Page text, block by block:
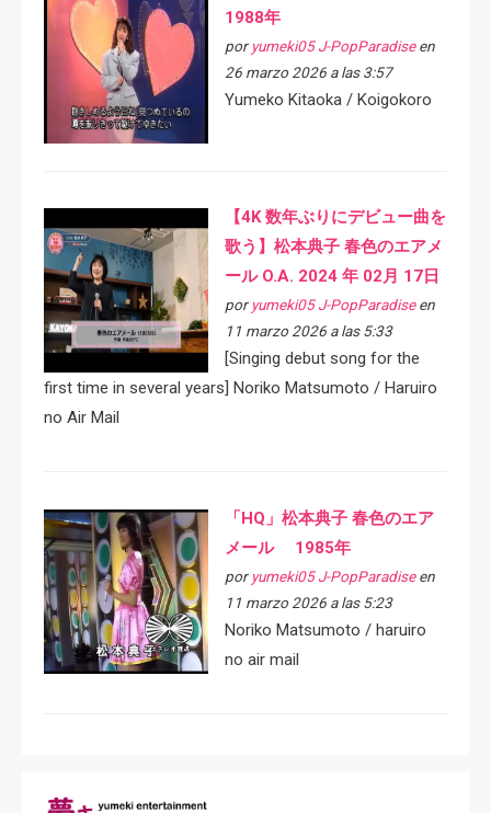
1988年
por yumeki05 J-PopParadiseen
26 marzo 2026 a las 3:57
Yumeko Kitaoka / Koigokoro
【4K 数年ぶりにデビュー曲を
歌う】松本典子 春色のエアメ
ール O.A. 2024 年 02月 17日
por yumeki05 J-PopParadiseen
11 marzo 2026 a las 5:33
[Singing debut song for the
first time in several years] Noriko Matsumoto / Haruiro
no Air Mail
「HQ」松本典子 春色のエア
メール 1985年
por yumeki05 J-PopParadiseen
11 marzo 2026 a las 5:23
Noriko Matsumoto / haruiro
no air mail